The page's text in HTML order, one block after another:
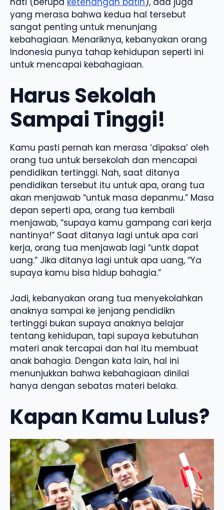
yang merasa bahwa kedua hal tersebut
sangat penting untuk menunjang
kebahagiaan. Menariknya, kebanyakan orang
Indonesia punya tahap kehidupan seperti ini
untuk mencapai kebahagiaan.
Harus Sekolah
Sampai Tinggi!
Kamu pasti pernah kan merasa ‘dipaksa’ oleh
orang tua untuk bersekolah dan mencapai
pendidikan tertinggi. Nah, saat ditanya
pendidikan tersebut itu untuk apa, orang tua
akan menjawab “untuk masa depanmu.” Masa
depan seperti apa, orang tua kembali
menjawab, “supaya kamu gampang cari kerja
nantinya!” Saat ditanya lagi untuk apa cari
kerja, orang tua menjawab lagi “untk dapat
uang.” Jika ditanya lagi untuk apa uang, “Ya
supaya kamu bisa hidup bahagia.”
Jadi, kebanyakan orang tua menyekolahkan
anaknya sampai ke jenjang pendidikn
tertinggi bukan supaya anaknya belajar
tentang kehidupan, tapi supaya kebutuhan
materi anak tercapai dan hal itu membuat
anak bahagia. Dengan kata lain, hal ini
menunjukkan bahwa kebahagiaan dinilai
hanya dengan sebatas materi belaka.
Kapan Kamu Lulus?